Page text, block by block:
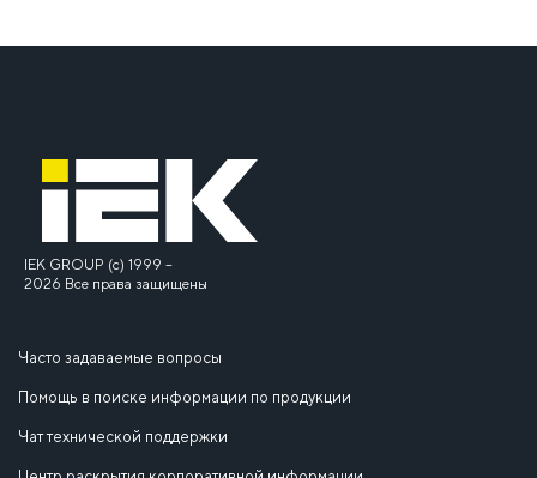
IEK GROUP (c) 1999 –
2026 Все права защищены
Часто задаваемые вопросы
Помощь в поиске информации по продукции
Чат технической поддержки